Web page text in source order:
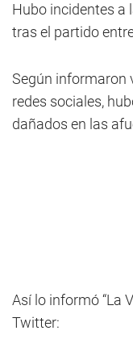
Hubo incidentes a
tras el partido
Según informaron
redes sociales,
dañados en las
Así lo informó “La
Twitter: